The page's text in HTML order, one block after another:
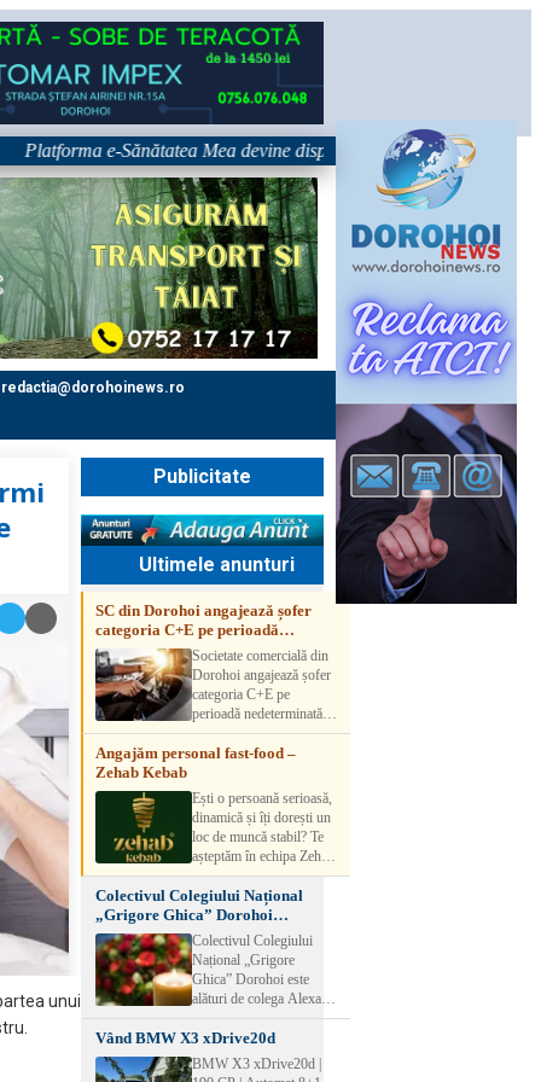
e-Sănătatea Mea devine disponibilă pe 1 septembrie:
redactia@dorohoinews.ro
unui
Publicitate
Ultimele anunturi
SC din Dorohoi angajează șofer
categoria C+E pe perioadă
nedeterminatăSocietate comercială din
Dorohoi angajează șofer
categoria C+E pe
perioadă nedeterminată.
Candidatul trebuie să
aibă experiență și atestat
detalii, vă rog să sunați la
numărul de telefon.
Angajăm personal fast-food –
Zehab Kebab
Ești o persoană serioasă,
dinamică și îți dorești un
loc de muncă stabil? Te
așteptăm în echipa Zehab
Kebab! Posturi
disponibile: -
SHAORMAR AJUTOR
BUCATAR 2/posturi -
LUCRATOR
COMERCIAL
VANZATOR /2 posturi
muncă Program flexibil
Salariu motivant, în
funcție de experienț
Colectivul Colegiului Național
„Grigore Ghica” Dorohoi
transmite sincere condoleanțe
Colectivul Colegiului
Național „Grigore
Ghica” Dorohoi este
alături de colega Alexa
Lăcrămioara la trecerea în
neființă a soțului și
transmite sincere
condoleanțe familiei.
Vând BMW X3 xDrive20d
BMW X3 xDrive20d |